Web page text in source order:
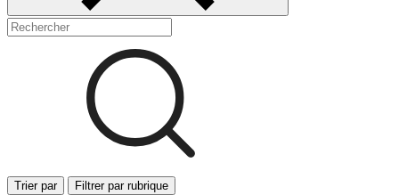
Trier par Filtrer par rubrique